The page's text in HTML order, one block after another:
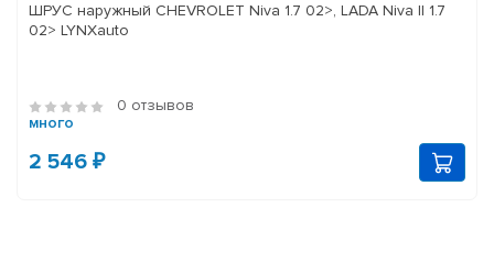
ШРУС наружный CHEVROLET Niva 1.7 02>, LADA Niva II 1.7
02> LYNXauto
0 отзывов
много
2 546 ₽